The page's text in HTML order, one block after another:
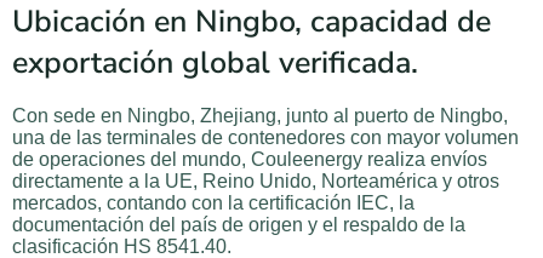
Ubicación en Ningbo, capacidad de
exportación global verificada.
Con sede en Ningbo, Zhejiang, junto al puerto de Ningbo,
una de las terminales de contenedores con mayor volumen
de operaciones del mundo, Couleenergy realiza envíos
directamente a la UE, Reino Unido, Norteamérica y otros
mercados, contando con la certificación IEC, la
documentación del país de origen y el respaldo de la
clasificación HS 8541.40.